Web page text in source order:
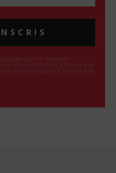
que les données
soient destinées à l'envoi par
et d'informations relatifs aux